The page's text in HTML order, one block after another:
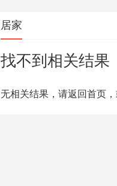
居家
找不到相关结果
无相关结果，请返回首页